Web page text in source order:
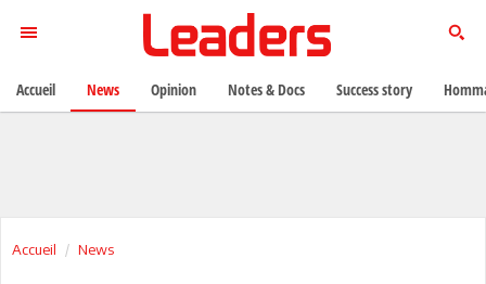
Accueil News
Accueil News Opinion Notes & Docs Success story